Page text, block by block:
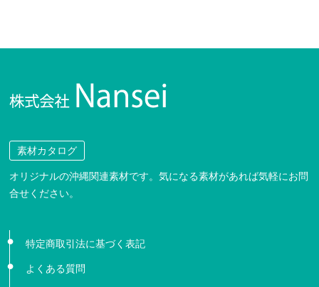
素材カタログ
オリジナルの沖縄関連素材です。気になる素材があれば気軽にお問
合せください。
特定商取引法に基づく表記
よくある質問